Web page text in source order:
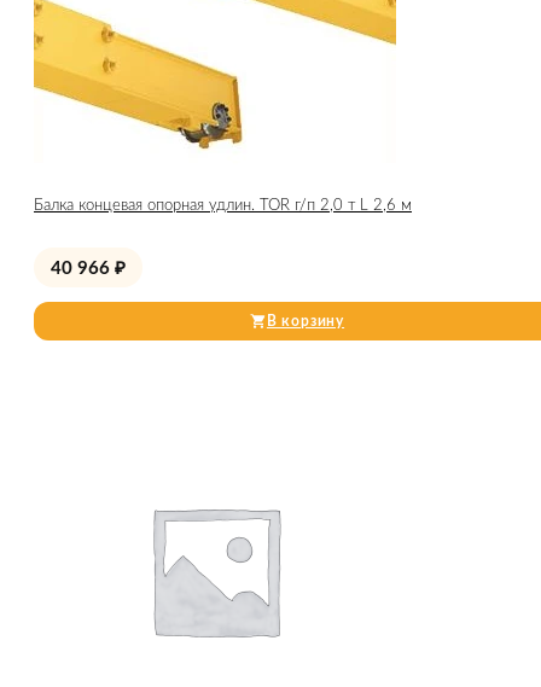
Балка концевая опорная удлин. TOR г/п 2,0 т L 2,6 м
40 966 ₽
В корзину